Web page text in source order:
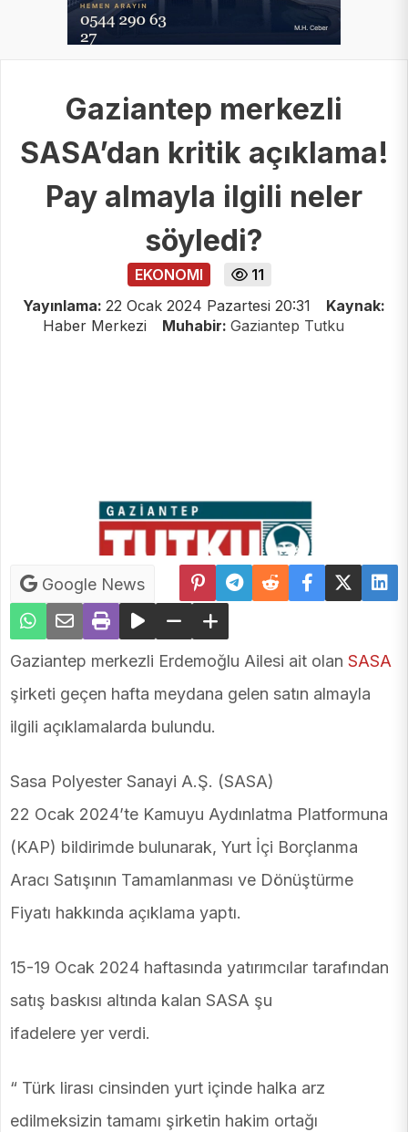
Gaziantep merkezli
SASA’dan kritik açıklama!
Pay almayla ilgili neler
söyledi?
EKONOMI
11
Yayınlama: 22 Ocak 2024 Pazartesi 20:31
Kaynak:
Haber Merkezi
Muhabir: Gaziantep Tutku
Google News
Gaziantep merkezli Erdemoğlu Ailesi ait olan SASA
şirketi geçen hafta meydana gelen satın almayla
ilgili açıklamalarda bulundu.
Sasa Polyester Sanayi A.Ş. (SASA)
22 Ocak 2024’te Kamuyu Aydınlatma Platformuna
(KAP) bildirimde bulunarak, Yurt İçi Borçlanma
Aracı Satışının Tamamlanması ve Dönüştürme
Fiyatı hakkında açıklama yaptı.
15-19 Ocak 2024 haftasında yatırımcılar tarafından
satış baskısı altında kalan SASA şu
ifadelere yer verdi.
“ Türk lirası cinsinden yurt içinde halka arz
edilmeksizin tamamı şirketin hakim ortağı